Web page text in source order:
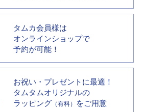
タムカ会員様は
オンラインショップで
予約が可能！
お祝い・プレゼントに最適！
タムタムオリジナルの
ラッピング （有料） をご用意